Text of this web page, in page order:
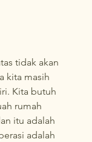
tidak akan
kita masih
Kita butuh
rumah
itu adalah
adalah